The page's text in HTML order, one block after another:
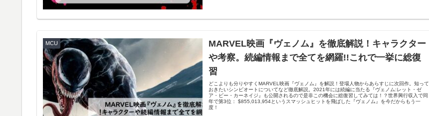
MCU
MARVEL映画『ヴェノム』を徹底解説！キャラクター
や考察。続編情報まで全てを網羅!!これで一挙に総復
習
どこよりも分りやすくMARVEL映画『ヴェノム』を解説！登場人物からあらすじに次回作。知って
おきたいシンビオートについてなど徹底解説。2021年には続編に当たる『ヴェノム:レット・ゼ
ア・ビー・カーネイジ』も公開されるので是非この機会に総復習してみては！？世界興行収入で同
年で第3位： $855,013,954というスマッシュヒットを飛ばした『ヴェノム』を今だからもう一
度！